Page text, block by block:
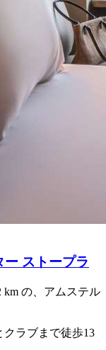
ストープラ
km の、アムステル
ラブまで徒歩13